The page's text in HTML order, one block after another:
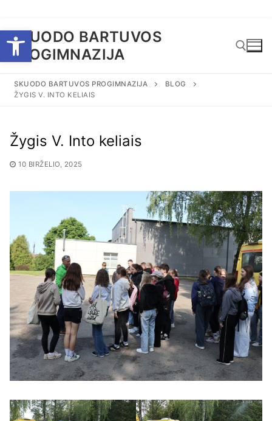
Open toolbar
prie
turinio
SKUODO BARTUVOS
PROGIMNAZIJA
SKUODO BARTUVOS PROGIMNAZIJA
BLOG
ŽYGIS V. INTO KELIAIS
Žygis V. Into keliais
10 BIRŽELIO, 2025